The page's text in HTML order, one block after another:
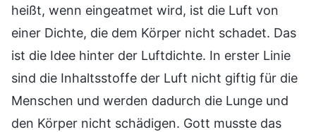
heißt, wenn eingeatmet wird, ist die Luft von
einer Dichte, die dem Körper nicht schadet. Das
ist die Idee hinter der Luftdichte. In erster Linie
sind die Inhaltsstoffe der Luft nicht giftig für die
Menschen und werden dadurch die Lunge und
den Körper nicht schädigen. Gott musste das